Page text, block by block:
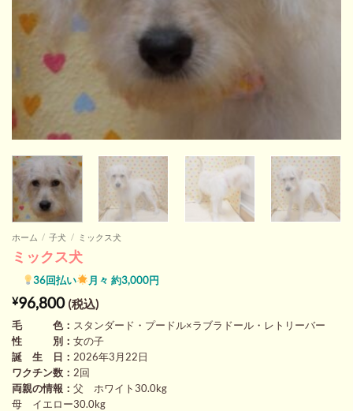
ホーム / 子犬 / ミックス犬
ミックス犬
36回払い 月々 約3,000円
¥96,800 (税込)
毛 色： スタンダード・プードル×ラブラドール・レトリーバー
性 別： 女の子
誕 生 日： 2026年3月22日
ワクチン数： 2回
両親の情報： 父 ホワイト30.0kg
母 イエロー30.0kg